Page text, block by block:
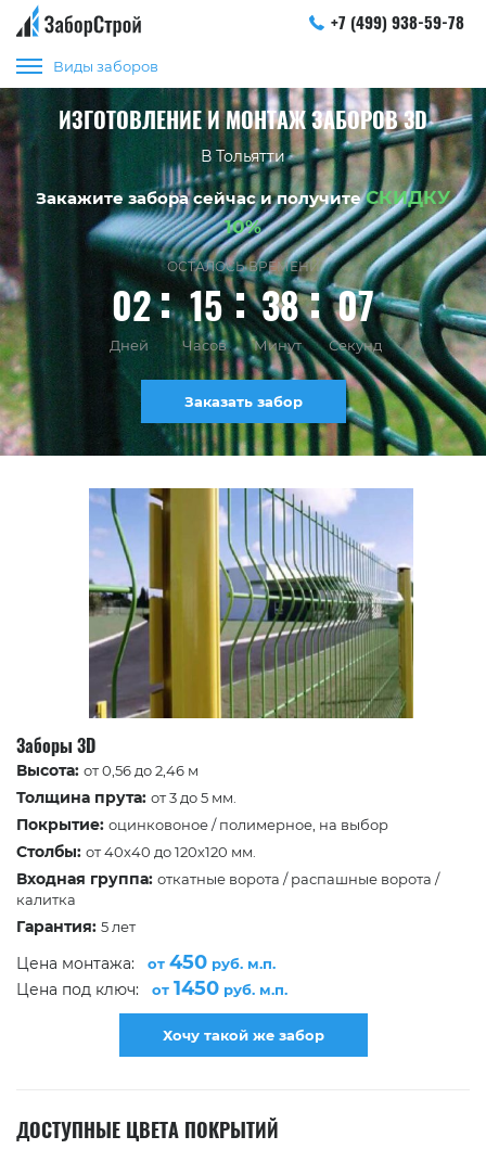
+7 (499) 938-59-78
Виды заборов
ИЗГОТОВЛЕНИЕ И МОНТАЖ ЗАБОРОВ 3D
В Тольятти
Закажите забора сейчас и получитеСКИДКУ
10%
ОСТАЛОСЬ ВРЕМЕНИ
02 15 38 06
Дней Часов Минут Секунд
Заказать забор
Заборы 3D
Высота: от 0,56 до 2,46 м
Толщина прута: от 3 до 5 мм.
Покрытие: оцинковоное / полимерное, на выбор
Столбы: от 40х40 до 120х120 мм.
Входная группа: откатные ворота / распашные ворота /
калитка
Гарантия: 5 лет
Цена монтажа: от 450 руб. м.п.
Цена под ключ: от 1450 руб. м.п.
Хочу такой же забор
ДОСТУПНЫЕ ЦВЕТА ПОКРЫТИЙ